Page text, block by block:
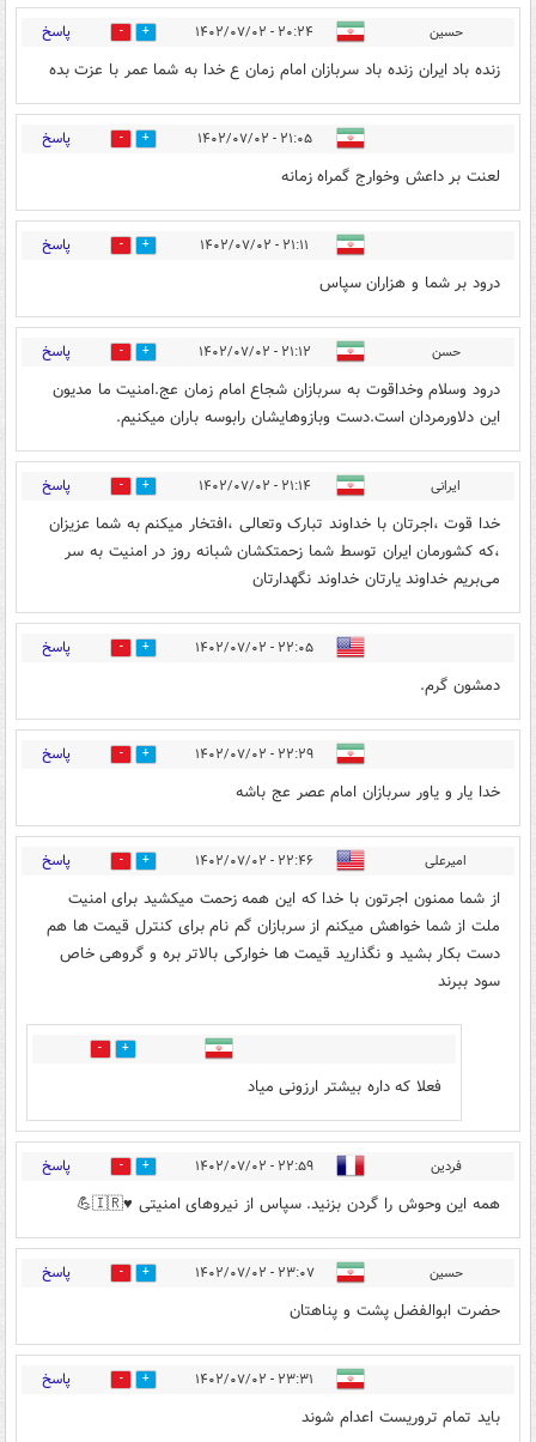
حسین ۲۰:۲۴ - ۱۴۰۲/۰۷/۰۲ 1 پاسخ
زنده باد ایران زنده باد سربازان امام زمان ع خدا به شما عمر با عزت بده
۲۱:۰۵ - ۱۴۰۲/۰۷/۰۲ 1 پاسخ
لعنت بر داعش وخوارج گمراه زمانه
۲۱:۱۱ - ۱۴۰۲/۰۷/۰۲ 0 پاسخ
درود بر شما و هزاران سپاس
حسن ۲۱:۱۲ - ۱۴۰۲/۰۷/۰۲ 0 پاسخ
درود وسلام وخداقوت به سربازان شجاع امام زمان عج.امنیت ما مدیون
این دلاورمردان است.دست وبازوهایشان رابوسه باران میکنیم.
ایرانی ۲۱:۱۴ - ۱۴۰۲/۰۷/۰۲ 1 پاسخ
خدا قوت ،اجرتان با خداوند تبارک وتعالی ،افتخار میکنم به شما عزیزان
،که کشورمان ایران توسط شما زحمتکشان شبانه روز در امنیت به سر
می‌بریم خداوند یارتان خداوند نگهدارتان
۲۲:۰۵ - ۱۴۰۲/۰۷/۰۲ 0 پاسخ
دمشون گرم.
۲۲:۲۹ - ۱۴۰۲/۰۷/۰۲ 0 پاسخ
خدا یار و یاور سربازان امام عصر عج باشه
امیرعلی ۲۲:۴۶ - ۱۴۰۲/۰۷/۰۲ 1 پاسخ
از شما ممنون اجرتون با خدا که این همه زحمت میکشید برای امنیت
ملت از شما خواهش میکنم از سربازان گم نام برای کنترل قیمت ها هم
دست بکار بشید و نگذارید قیمت ها خوارکی بالاتر بره و گروهی خاص
سود ببرند
0
فعلا که داره بیشتر ارزونی میاد
فردین ۲۲:۵۹ - ۱۴۰۲/۰۷/۰۲ 1 پاسخ
همه این وحوش را گردن بزنید. سپاس از نیروهای امنیتی ♥️🇮🇷💪
حسین ۲۳:۰۷ - ۱۴۰۲/۰۷/۰۲ 1 پاسخ
حضرت ابوالفضل پشت و پناهتان
۲۳:۳۱ - ۱۴۰۲/۰۷/۰۲ 0 پاسخ
باید تمام تروریست اعدام شوند